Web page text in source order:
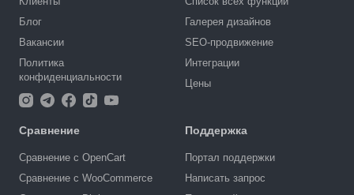
Блог
Вакансии
Политика
конфиденциальности
Галерея дизайнов
SEO-продвижение
Интеграции
Цены
Сравнение
Сравнение с OpenCart
Сравнение с WooCommerce
Поддержка
Портал поддержки
Написать запрос